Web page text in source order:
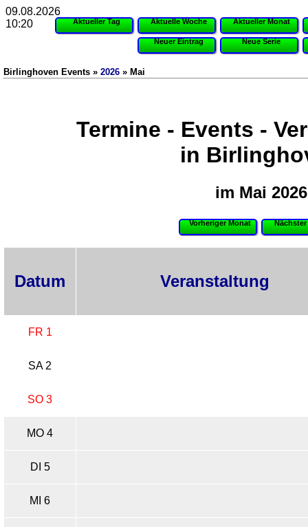
Aktueller Tag Aktuelle Woche Aktueller Monat
Neuer Eintrag Neue Serie
Birlinghoven Events » 2026 » Mai
Termine - Events -
in
im Mai 2026
Vorheriger Monat Nächster
Datum Veranstaltung
FR 1
SA 2
SO 3
MO 4
DI 5
MI 6
09.08.2026
10:20